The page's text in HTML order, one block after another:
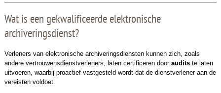
Wat is een gekwalificeerde elektronische
archiveringsdienst?
Verleners van elektronische archiveringsdiensten kunnen zich, zoals
andere vertrouwensdienstverleners, laten certificeren door auditste laten
uitvoeren, waarbij proactief vastgesteld wordt dat de dienstverlener aan de
vereisten voldoet.